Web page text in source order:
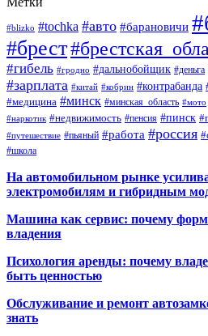
#blizko #tochka #авто #барановичи
#брест
#гибель #гродно #дальнобойщик #деньга
#зарплата #китай #кобрин #контрабанда
#медицина #минск #минская_область #мото
#наркотик #недвижимость #пенсия #пинск
#путешествие #пьяный #работа #россия
#школа
На автомобильном рынке
электромобилям и гибридным
Машина как сервис: почему
владения
Психология аренды: почему
быть ценностью
Обслуживание и ремонт
знать